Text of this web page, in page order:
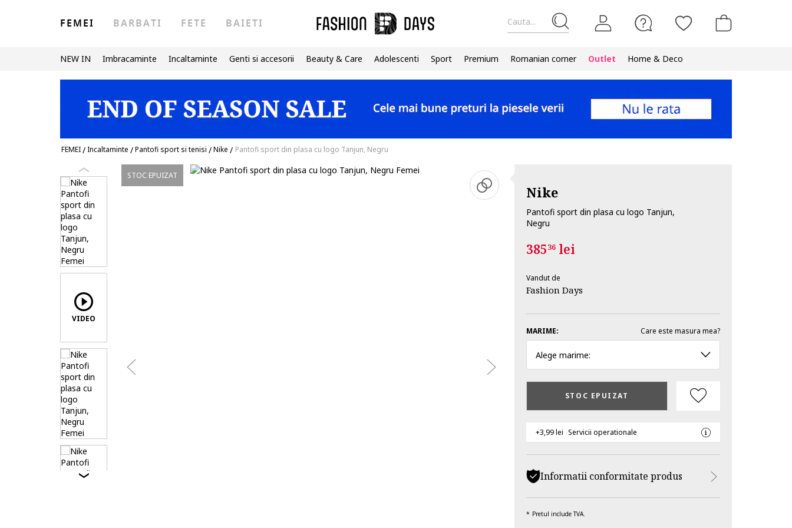
Cauta...
FEMEI BARBATI FETE BAIETI
NEW IN Imbracaminte Incaltaminte Genti si accesorii Beauty & Care Adolescenti Sport Premium Romanian corner Outlet Home & Deco
FEMEI/Incaltaminte /Pantofi sport si tenisi /Nike / Pantofi sport din plasa cu logo Tanjun, Negru
VIDEO
STOC EPUIZAT
Nike
Pantofi sport din plasa cu logo Tanjun,
Negru
38536lei
Vandut de
Fashion Days
MARIME: Care este masura mea?
Alege marime:
STOC EPUIZAT
+3,99 lei Servicii operationale
Informatii conformitate produs
Pretul include TVA.